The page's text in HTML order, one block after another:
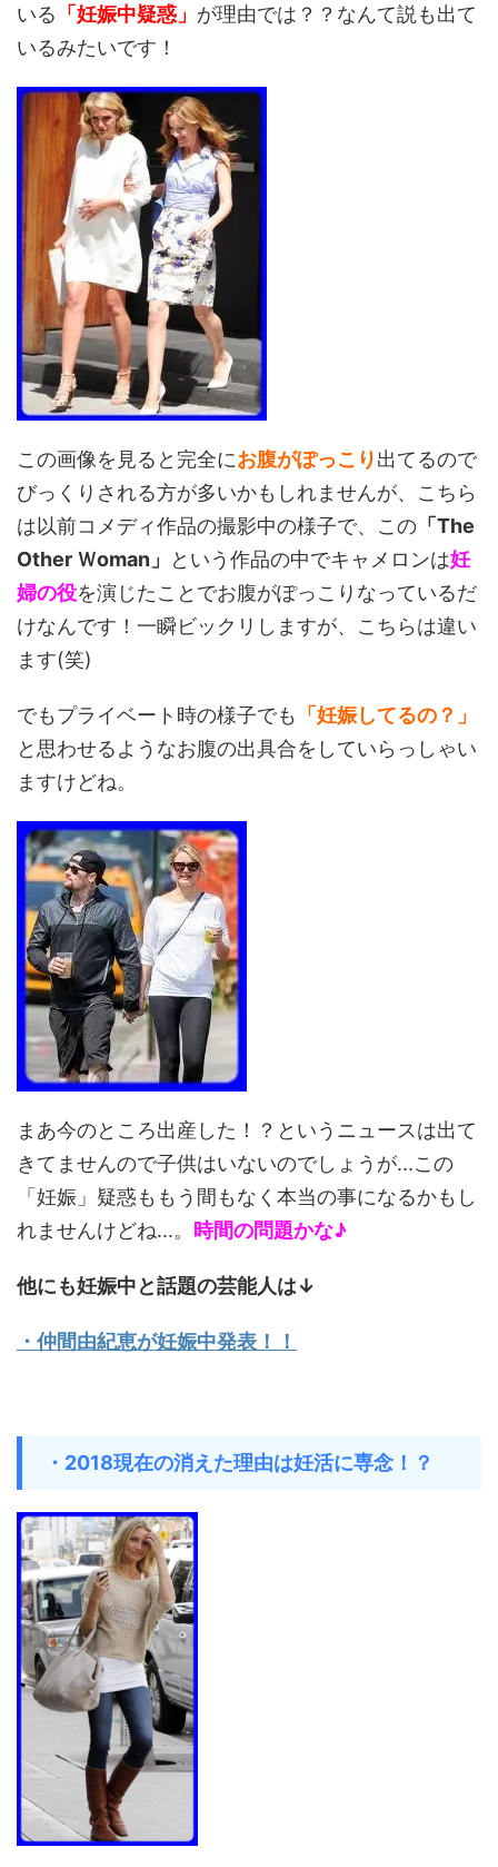
いる 「妊娠中疑惑」 が理由では？？なんて説も出て
いるみたいです！
この画像を見ると完全にお腹がぽっこり出てるので
びっくりされる方が多いかもしれませんが、こちら
は以前コメディ作品の撮影中の様子で、この 「The
Other Ｗoman」
という作品の中でキャメロンは妊
婦の役を演じたことでお腹がぽっこりなっているだ
けなんです！一瞬ビックリしますが、こちらは違い
ます(笑)
でもプライベート時の様子でも
「妊娠してるの？」
と思わせるようなお腹の出具合をしていらっしゃい
ますけどね。
まあ今のところ出産した！？というニュースは出て
きてませんので子供はいないのでしょうが...この
「妊娠」疑惑ももう間もなく本当の事になるかもし
れませんけどね...。
時間の問題かな♪
他にも妊娠中と話題の芸能人は↓
・仲間由紀恵が妊娠中発表！！
・2018現在の消えた理由は妊活に専念！？